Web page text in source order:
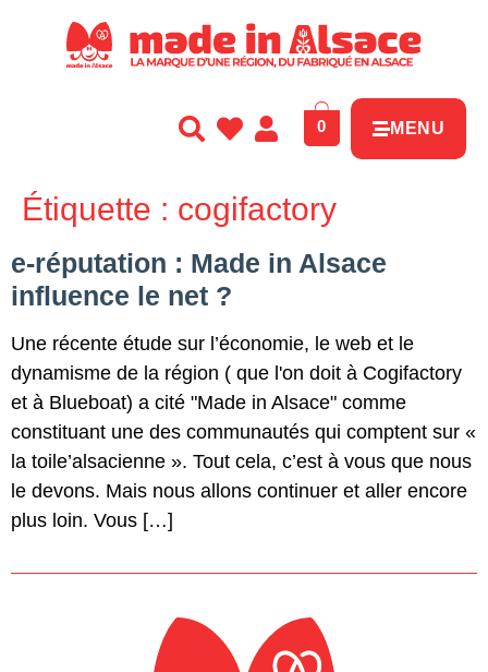
0 MENU
Étiquette : cogifactory
e-réputation : Made in Alsace
influence le net ?
Une récente étude sur l’économie, le web et le
dynamisme de la région ( que l'on doit à Cogifactory
et à Blueboat) a cité "Made in Alsace" comme
constituant une des communautés qui comptent sur «
la toile’alsacienne ». Tout cela, c’est à vous que nous
le devons. Mais nous allons continuer et aller encore
plus loin. Vous […]